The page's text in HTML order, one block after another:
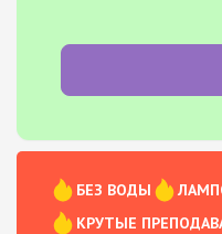
БЕЗ ВОДЫ
КРУТЫЕ